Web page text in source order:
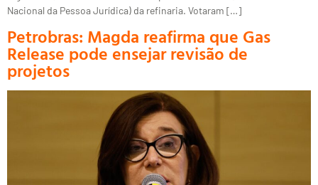
Nacional da Pessoa Jurídica) da refinaria. Votaram […]
Petrobras: Magda reafirma que Gas
Release pode ensejar revisão de
projetos